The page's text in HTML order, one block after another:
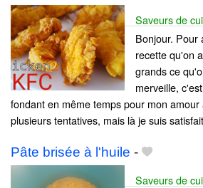
Saveurs de
Bonjour. Pour
recette qu'on
grands ce
merveille,
fondant en même temps pour mon
plusieurs tentatives, mais là je suis
Pâte brisée à l'huile -
Saveurs de